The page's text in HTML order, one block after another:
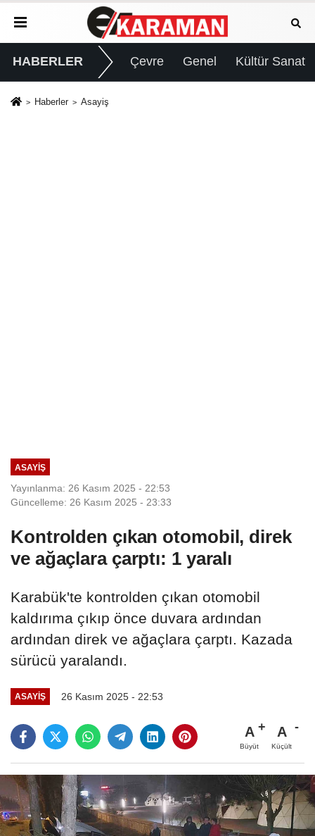
HABERLER Çevre Genel Kültür Sanat
Haberler Asayiş
ASAYIŞ
Yayınlanma: 26 Kasım 2025 - 22:53
Güncelleme: 26 Kasım 2025 - 23:33
Kontrolden çıkan otomobil, direk
ve ağaçlara çarptı: 1 yaralı
Karabük'te kontrolden çıkan otomobil
kaldırıma çıkıp önce duvara ardından
ardından direk ve ağaçlara çarptı. Kazada
sürücü yaralandı.
ASAYIŞ 26 Kasım 2025 - 22:53
A
Büyüt
A
Küçült